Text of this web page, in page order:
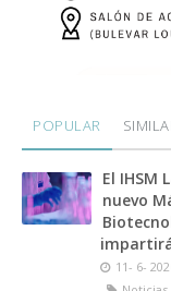
Mayora
den
POPULAR
El IHSM
nuevo
11- 6-